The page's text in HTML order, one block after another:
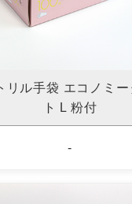
リル手袋 エコノミ
ト L 粉付
-